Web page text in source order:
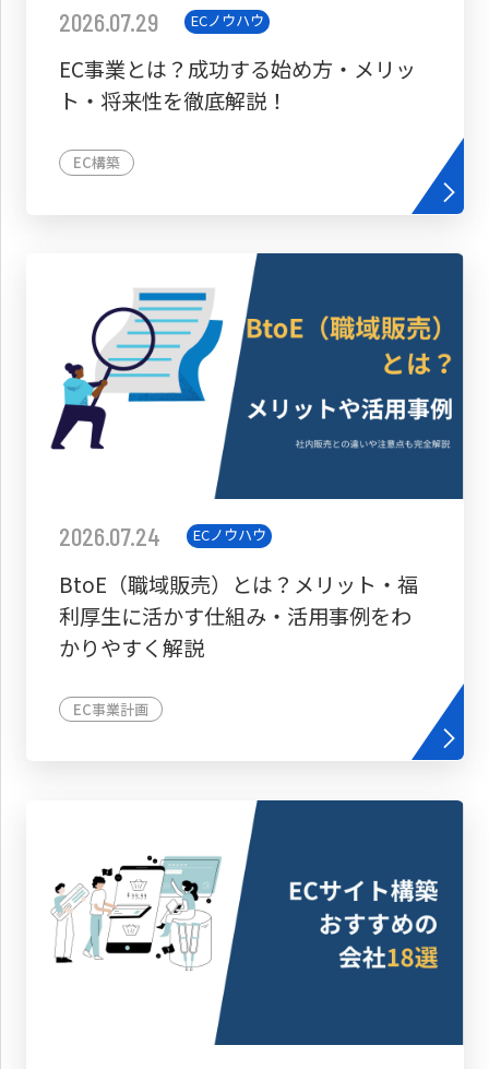
2026.07.29 ECノウハウ
EC事業とは？成功する始め方・メリッ
ト・将来性を徹底解説！
EC構築
2026.07.24 ECノウハウ
BtoE（職域販売）とは？メリット・福
利厚生に活かす仕組み・活用事例をわ
かりやすく解説
EC事業計画